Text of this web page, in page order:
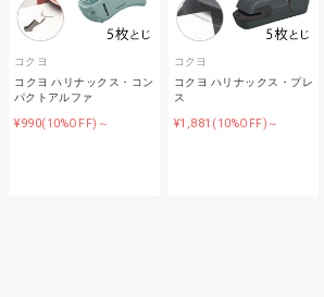
コクヨ
コクヨ ハリナックス・コン
パクトアルファ
¥990(10%OFF)～
コクヨ
コクヨ ハリナックス・プレ
ス
¥1,881 (10%OFF)～